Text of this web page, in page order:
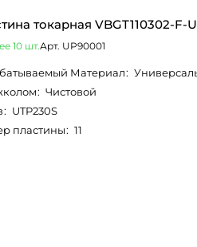
токарная VBGT110302-F-
10 шт.Арт. UP90001
Материал:
: Чистовой
: UTP230S
пластины: 11